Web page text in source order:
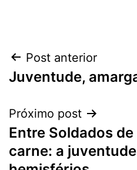
Navegação
de
Post
Post anterior
Juventude,
Próximo post
Entre Soldados
carne: a